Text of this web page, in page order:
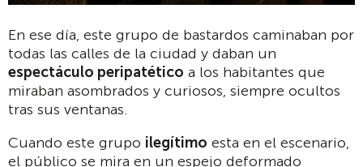
En ese día, este grupo de bastardos caminaban por
todas las calles de la ciudad y daban un
espectáculo peripatético a los habitantes que
miraban asombrados y curiosos, siempre ocultos
tras sus ventanas.
Cuando este grupo ilegítimo esta en el escenario,
el público se mira en un espejo deformado